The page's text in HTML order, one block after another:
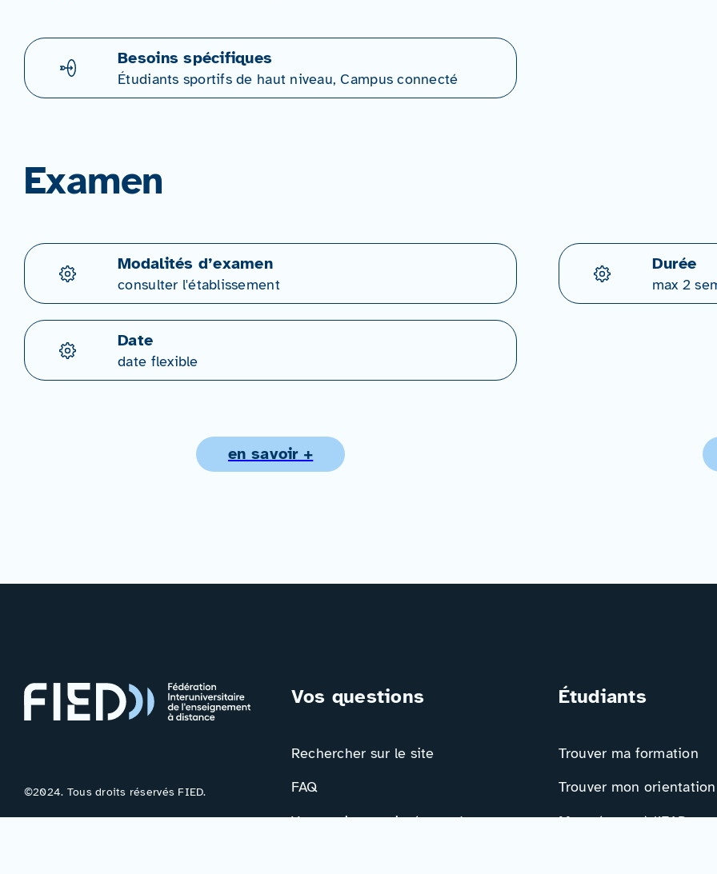
Besoins spécifiques
Étudiants sportifs de haut niveau, Campus connecté
Examen
Modalités d’examen
consulter l'établissement
Durée
max 2
Date
date flexible
en savoir +
©2024. Tous droits réservés FIED.
Vos questions
Rechercher sur le site
FAQ
Votre avis nous intéresse !
Étudiants
Trouver ma formation
Trouver mon orientation
Me préparer à l’EAD